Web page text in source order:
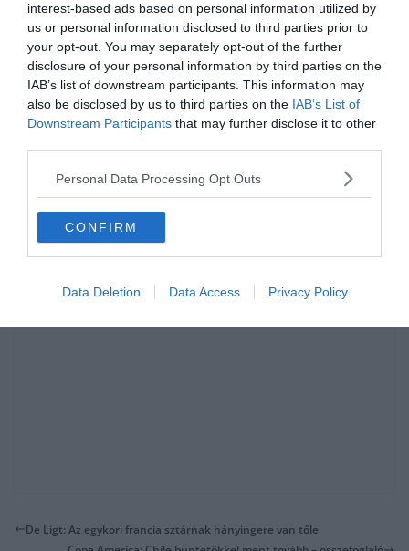
interest-based ads based on personal information utilized by
us or personal information disclosed to third parties prior to
your opt-out. You may separately opt-out of the further
disclosure of your personal information by third parties on the
IAB’s list of downstream participants. This information may
also be disclosed by us to third parties on the IAB’s List of
Downstream Participants that may further disclose it to other
Personal Data Processing Opt Outs
CONFIRM
Data Deletion Data Access Privacy Policy
De Ligt: Az egykori francia sztárnak hányingere van tőle